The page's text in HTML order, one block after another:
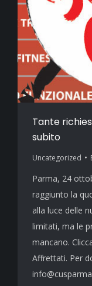
Tante
subito
Uncategorized
Parma, 24
raggiunto la
alla luce delle
limitati, ma le
mancano.
Affrettati. Per